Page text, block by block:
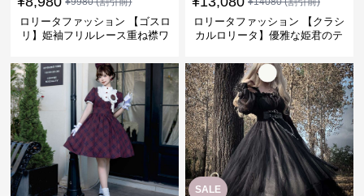
ロリータファッション 【ゴスロ
リ】姫袖フリルレース重ね襟ワ
ロリータファッション 【クラシ
カルロリータ】優雅な姫君のテ
SALE